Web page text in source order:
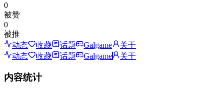
0
被赞
0
被推
动态
收藏 话题 Galgame
关于
动态
收藏 话题 Galgame 关于
内容统计